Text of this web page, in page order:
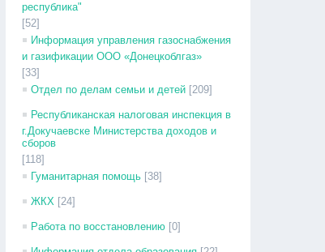
республика"
[52]
Информация управления газоснабжения
и газификации ООО «Донецкоблгаз»
[33]
Отдел по делам семьи и детей [209]
Республиканская налоговая инспекция в
г.Докучаевске Министерства доходов и
сборов
[118]
Гуманитарная помощь [38]
ЖКХ [24]
Работа по восстановлению [0]